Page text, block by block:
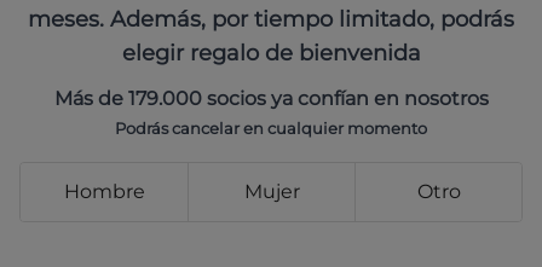
meses. Además, por tiempo limitado, podrás
elegir regalo de bienvenida
Más de 179.000 socios ya confían en nosotros
Podrás cancelar en cualquier momento
Hombre Mujer Otro